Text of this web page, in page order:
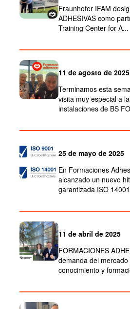
Fraunhofer IFAM
ADHESIVAS como
Training Center for A...
11 de agosto de 2025
Terminamos esta
visita muy especial a
instalaciones de BS
25 de mayo de 2025
En Formaciones
alcanzado un nuevo
garantizada ISO
11 de abril de 2025
FORMACIONES
demanda del
conocimiento y